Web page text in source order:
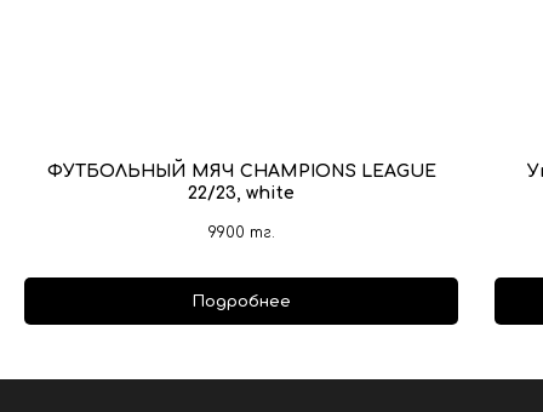
ФУТБОЛЬНЫЙ МЯЧ CHAMPIONS LEAGUE
22/23, white
9900 тг.
Подробнее